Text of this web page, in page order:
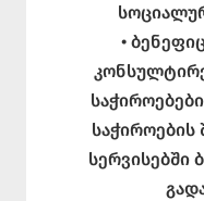
•
საჭიროების
სერვისებში